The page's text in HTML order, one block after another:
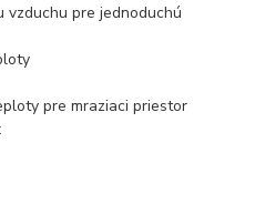
vzduchu pre jednoduchú
pre mraziaci priestor